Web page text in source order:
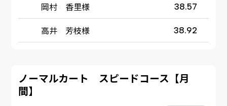
岡村 香里様 38.57
高井 芳枝様 38.92
ノーマルカート スピードコース【月
間】